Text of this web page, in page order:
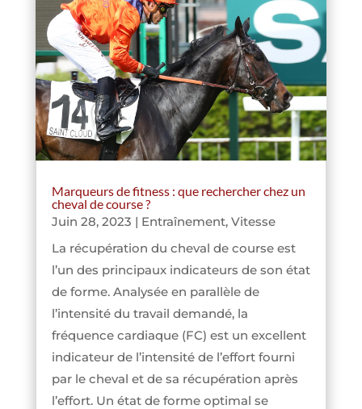
Marqueurs de fitness : que rechercher chez un
cheval de course ?
Juin 28, 2023 | Entraînement, Vitesse
La récupération du cheval de course est
l’un des principaux indicateurs de son état
de forme. Analysée en parallèle de
l’intensité du travail demandé, la
fréquence cardiaque (FC) est un excellent
indicateur de l’intensité de l’effort fourni
par le cheval et de sa récupération après
l’effort. Un état de forme optimal se